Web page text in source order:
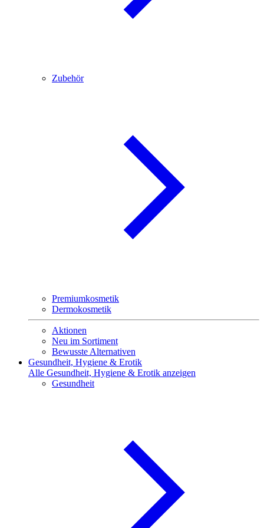
Zubehör
Premiumkosmetik
Dermokosmetik
Aktionen
Neu im Sortiment
Bewusste Alternativen
Gesundheit, Hygiene & Erotik
Alle Gesundheit, Hygiene & Erotik anzeigen
Gesundheit